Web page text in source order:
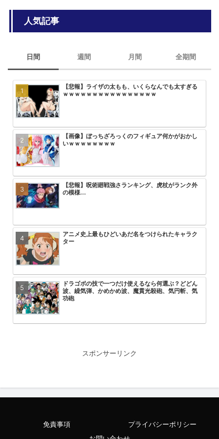
人気記事
日間
【悲報】ライザの太もも、いくらなんでも太すぎる
ｗｗｗｗｗｗｗｗｗｗｗｗｗｗｗｗ
【画像】ぼっちざろっくのフィギュア何かがおかし
いｗｗｗｗｗｗｗｗ
【悲報】呪術廻戦強さランキング、虎杖がランク外
の模様...
アニメ史上最もひどいあだ名をつけられたキャラク
ター
ドラゴボの技で一つだけ使えるなら何選ぶ？どどん
波、繰気弾、かめかめ波、魔貫光殺砲、気円斬、気
功砲
週間
【画像】ひぐらし「女子小学生を
っ込んで、糞尿まみれで窒息死さ
美味しんぼvs将太の寿司のワサビ
【悲報】最近のプリキュアヒロイ
HUNTER×HUNTERのこいつって
【悲報】アーニャ・フォージャー
まう
月間
みいちゃんと山田さん、次号最終回
アニメ無職転生3期が始まるけどこ
【画像】「彼岸島」の作者がヤニ
【朗報】ヤニねこ中国で大ヒット
無職転生第3期が第一話からいきな
コにして失禁させるシーンを流し
と思った
全期間
大人気エロ漫画「サバエとヤッた
回を迎える
【画像】トガちゃんの新作フィギ
【悲報】ワンパンマン3期の作画お
【悲報】ワンピース、適当につけ
速報 フリーレンの丸パクリ作品炎
制されるｗｗｗｗｗｗｗｗｗｗｗｗ
スポンサーリンク
免責事項
プライバシーポリシー